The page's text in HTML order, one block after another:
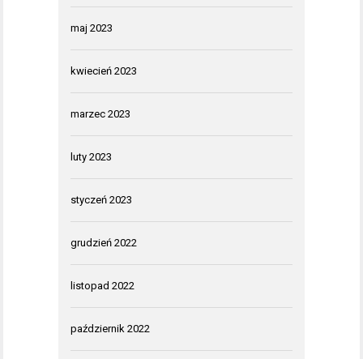
maj 2023
kwiecień 2023
marzec 2023
luty 2023
styczeń 2023
grudzień 2022
listopad 2022
październik 2022